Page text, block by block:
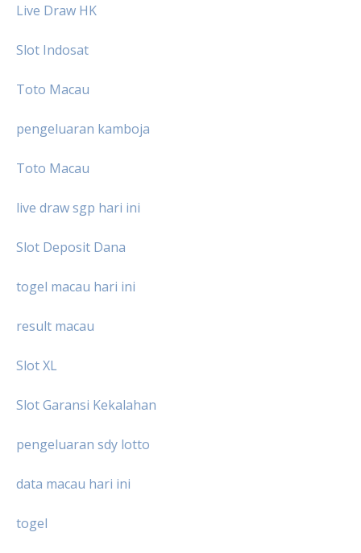
Live Draw HK
Slot Indosat
Toto Macau
pengeluaran kamboja
Toto Macau
live draw sgp hari ini
Slot Deposit Dana
togel macau hari ini
result macau
Slot XL
Slot Garansi Kekalahan
pengeluaran sdy lotto
data macau hari ini
togel